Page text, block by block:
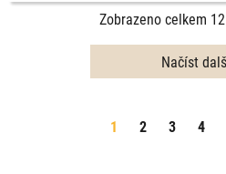
Zobrazeno celkem 12
1 2 3 4